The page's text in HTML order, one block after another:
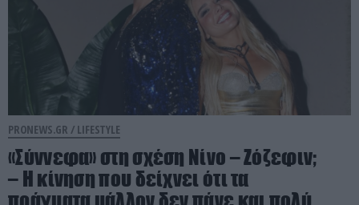
PRONEWS.GR / LIFESTYLE
«Σύννεφα» στη σχέση Νίνο – Ζόζεφιν;
– Η κίνηση που δείχνει ότι τα
πράγματα μάλλον δεν πάνε και πολύ